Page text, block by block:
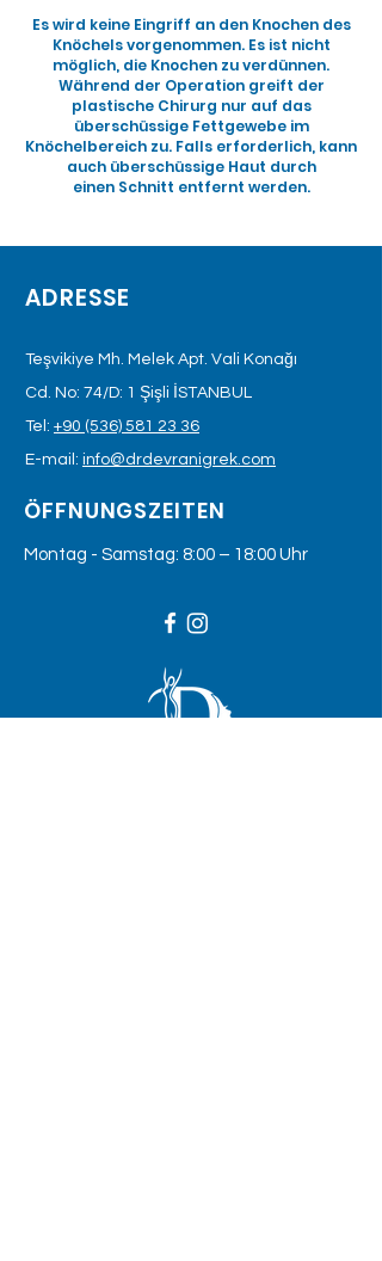
Es wird keine Eingriff an den Knochen des
Knöchels vorgenommen. Es ist nicht
möglich, die Knochen zu verdünnen.
Während der Operation greift der
plastische Chirurg nur auf das
überschüssige Fettgewebe im
Knöchelbereich zu. Falls erforderlich, kann
auch überschüssige Haut durch
einen Schnitt entfernt werden.
ADRESSE
Teşvikiye Mh. Melek Apt. Vali Konağı
Cd. No: 74/D: 1 Şişli İSTANBUL
Tel: +90 (536) 581 23 36
E-mail: info@drdevranigrek.com
ÖFFNUNGSZEITEN
Montag - Samstag: 8:00 – 18:00 Uhr